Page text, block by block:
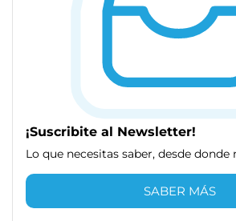
¡Suscribite al Newsletter!
Lo que necesitas saber, desde donde
SABER MÁS